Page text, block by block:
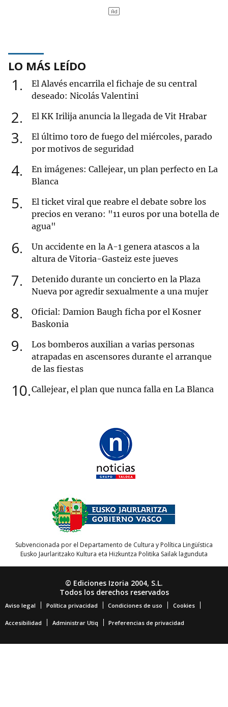
LO MÁS LEÍDO
1
El Alavés encarrila el fichaje de su central
deseado: Nicolás Valentini
2 El KK Irilija anuncia la llegada de Vit Hrabar
3
El último toro de fuego del miércoles, parado
por motivos de seguridad
4
En imágenes: Callejear, un plan perfecto en La
Blanca
5
El ticket viral que reabre el debate sobre los
precios en verano: "11 euros por una botella de
agua"
6
Un accidente en la A-1 genera atascos a la
altura de Vitoria-Gasteiz este jueves
7
Detenido durante un concierto en la Plaza
Nueva por agredir sexualmente a una mujer
8
Oficial: Damion Baugh ficha por el Kosner
Baskonia
9
Los bomberos auxilian a varias personas
atrapadas en ascensores durante el arranque
de las fiestas
10 Callejear, el plan que nunca falla en La Blanca
Subvencionada por el Departamento de Cultura y Política Lingüística
Eusko Jaurlaritzako Kultura eta Hizkuntza Politika Sailak lagunduta
© Ediciones Izoria 2004, S.L.
Todos los derechos reservados
Aviso legal Política privacidad Condiciones de uso Cookies
Accesibilidad Administrar Utiq Preferencias de privacidad